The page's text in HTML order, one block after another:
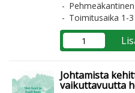
Toimitusaika 1-
Johtamista
vaikuttavuutta